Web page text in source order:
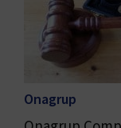
Onagrup